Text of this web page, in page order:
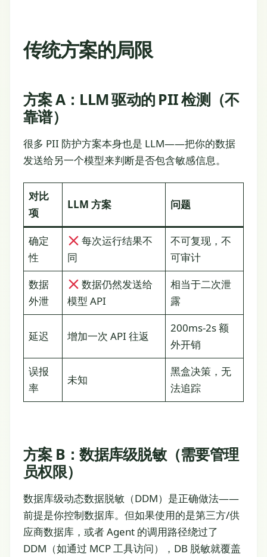
传统方案的局限
方案 A：LLM 驱动的 PII 检测（不
靠谱）
很多 PII 防护方案本身也是 LLM——把你的数据
发送给另一个模型来判断是否包含敏感信息。
对比
项
LLM 方案 问题
确定
性
每次运行结果不
同
不可复现，不
可审计
数据
外泄
数据仍然发送给
模型 API
相当于二次泄
露
延迟 增加一次 API 往返
200ms-2s 额
外开销
误报
率
未知
黑盒决策，无
法追踪
方案 B：数据库级脱敏（需要管理
员权限）
数据库级动态数据脱敏（DDM）是正确做法——
前提是你控制数据库。但如果使用的是第三方/供
应商数据库，或者 Agent 的调用路径绕过了
DDM（如通过 MCP 工具访问），DB 脱敏就覆盖